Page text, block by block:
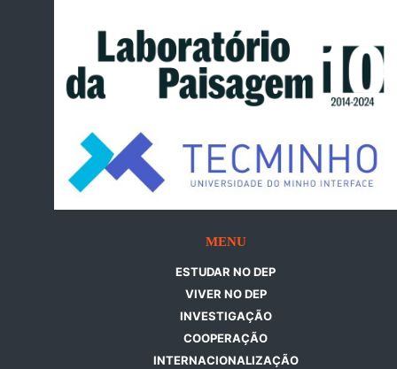
MENU
ESTUDAR NO DEP
VIVER NO DEP
INVESTIGAÇÃO
COOPERAÇÃO
INTERNACIONALIZAÇÃO